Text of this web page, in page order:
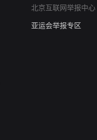
北京互联网举报中心
算法推荐专项举报
亚运会举报专区